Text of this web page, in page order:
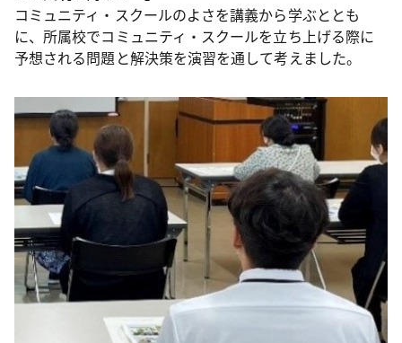
コミュニティ・スクールのよさを講義から学ぶととも
に、所属校でコミュニティ・スクールを立ち上げる際に
予想される問題と解決策を演習を通して考えました。